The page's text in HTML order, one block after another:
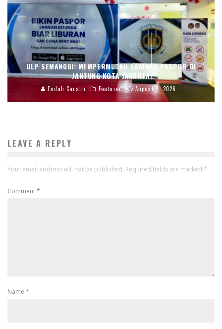
ULP SEMANGGI: MEMPERMUDAH LAYANAN PASPOR DI
JANTUNG KOTA JAKARTA
Endah Caratri Featured August 7, 2026
LEAVE A REPLY
Your email address will not be published. Required fields are marked *
Comment*
Name *